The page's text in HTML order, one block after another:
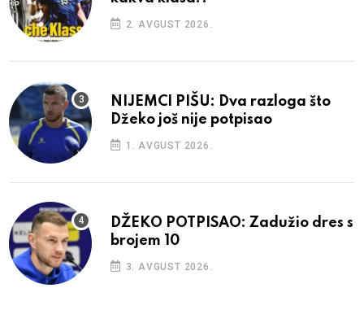
2. AVGUST 2026.
NIJEMCI PIŠU: Dva razloga što
Džeko još nije potpisao
1. AVGUST 2026.
DŽEKO POTPISAO: Zadužio dres s
brojem 10
3. AVGUST 2026.